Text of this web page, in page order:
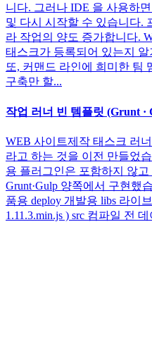
니다. 그러나 IDE 을 사용하
및 다시 시작할 수 있습니다.
라 작업의 양도 증가합니다.
태스크가 등록되어 있는지
또, 커맨드 라인에 희미한 팀
구축만 할...
작업 러너 빈 템플릿 (Grunt ·
WEB 사이트제작 태스크 러
라고 하는 것을 이전 만들었
용 플러그인은 포함하지 않
Grunt·Gulp 양쪽에서 구현했
품용 deploy 개발용 libs 라이
1.11.3.min.js ) src 컴파일 전